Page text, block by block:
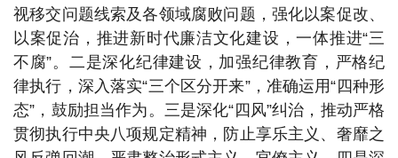
视移交问题线索及各领域腐败问题，强化以案促改、
以案促治，推进新时代廉洁文化建设，一体推进“三
不腐”。二是深化纪律建设，加强纪律教育，严格纪
律执行，深入落实“三个区分开来”，准确运用“四种形
态”，鼓励担当作为。三是深化“四风”纠治，推动严格
贯彻执行中央八项规定精神，防止享乐主义、奢靡之